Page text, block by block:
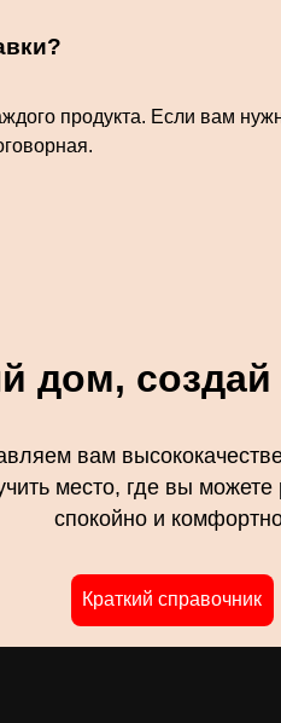
продукта. Если вам
дом,
вам
место, где вы можете
спокойно и
Краткий справочник